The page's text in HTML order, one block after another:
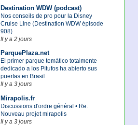
Destination WDW (podcast)
Nos conseils de pro pour la Disney
Cruise Line (Destination WDW épisode
908)
Il y a 2 jours
ParquePlaza.net
El primer parque temático totalmente
dedicado a los Pitufos ha abierto sus
puertas en Brasil
Il y a 3 jours
Mirapolis.fr
Discussions d'ordre général • Re:
Nouveau projet mirapolis
Il y a 3 jours